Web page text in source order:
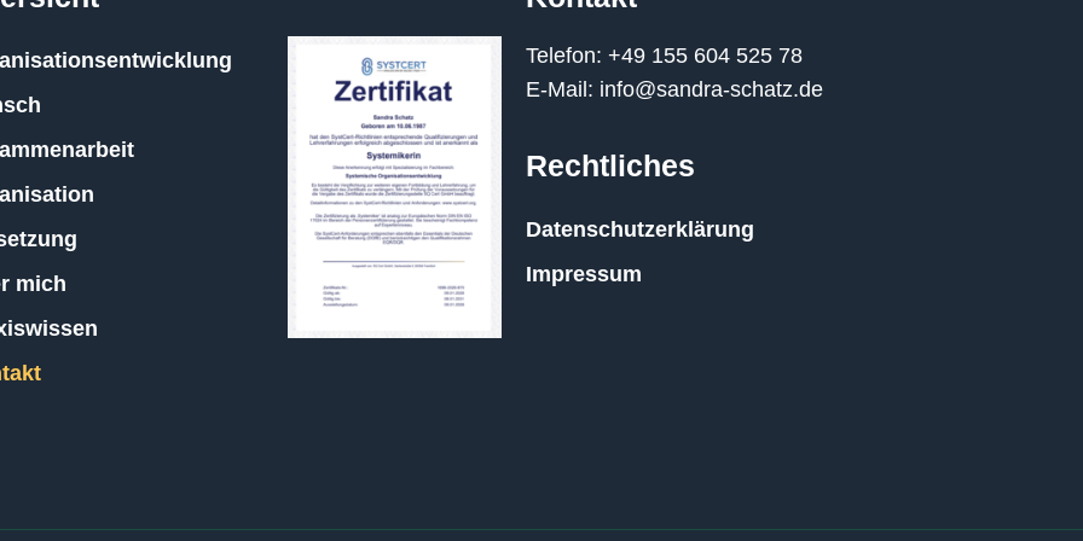
mich
Telefon: +49 155 604 525 78
E-Mail: info@sandra-schatz.de
Rechtliches
Datenschutzerklärung
Impressum